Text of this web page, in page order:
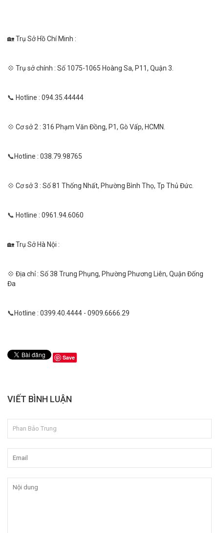
🏡 Trụ Sở Hồ Chí Minh :
💠 Trụ sở chính : Số 1075-1065 Hoàng Sa, P11, Quận 3.
📞 Hotline : 094.35.44444
💠 Cơ sở 2 : 316 Phạm Văn Đồng, P1, Gò Vấp, HCMN.
📞Hotline : 038.79.98765
💠 Cơ sở 3 : Số 81 Thống Nhất, Phường Bình Thọ, Tp Thủ Đức.
📞 Hotline : 0961.94.6060
🏡 Trụ Sở Hà Nội :
💠 Địa chỉ : Số 38 Trung Phụng, Phường Phương Liên, Quận Đống
Đa
📞Hotline : 0399.40.4444 - 0909.6666.29
Save
VIẾT BÌNH LUẬN